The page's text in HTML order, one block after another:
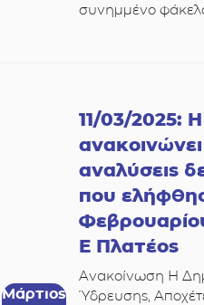
συνημμένο
Μάρτιος
11/03/2025:
αναλύσεις
που
Ε Πλατέος
Ανακοίνωση Η
Ύδρευσης,